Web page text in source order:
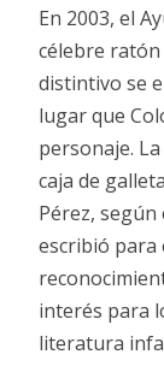
En 2003, el
célebre ratón
distintivo se
lugar que
personaje.
caja de
Pérez,
escribió para
interés para
literatura